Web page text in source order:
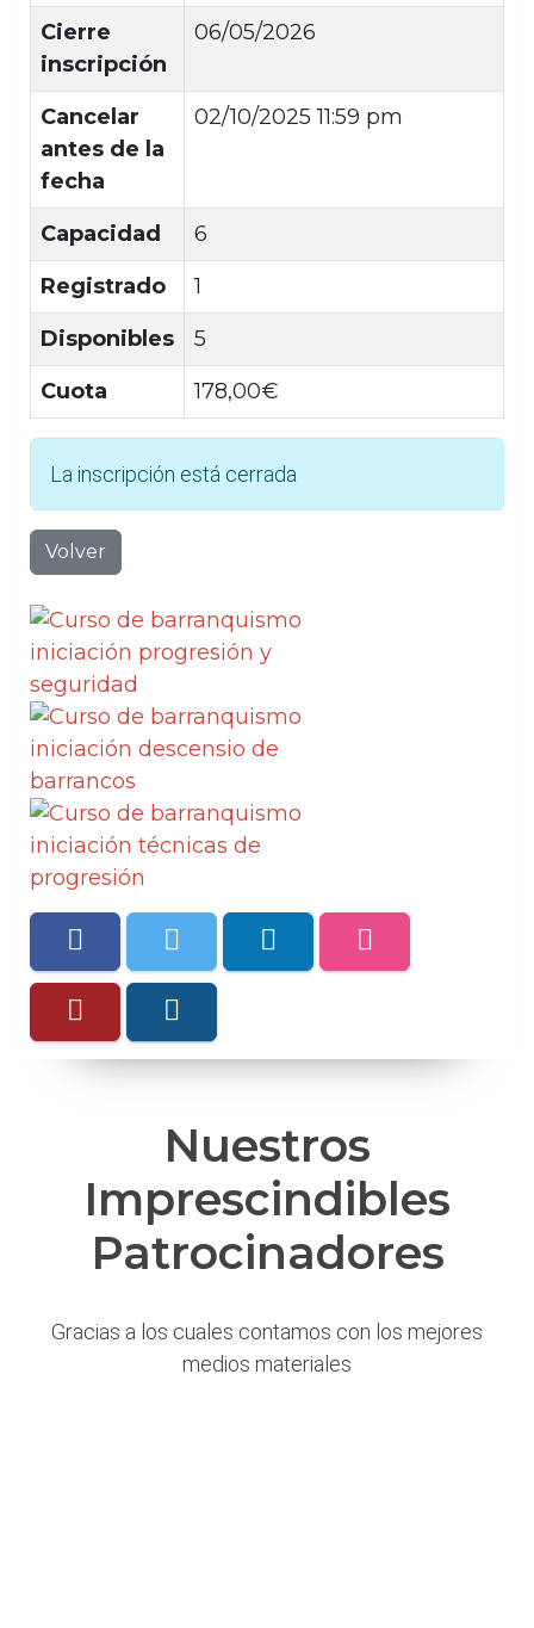
Cierre
inscripción
06/05/2026
Cancelar
antes de la
fecha
02/10/2025 11:59 pm
Capacidad
6
Registrado
1
Disponibles
5
Cuota
178,00€
La inscripción está cerrada
Volver
Nuestros
Imprescindibles
Patrocinadores
Gracias a los cuales contamos con los mejores
medios materiales